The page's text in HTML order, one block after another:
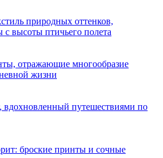
природных оттенков,
высоты птичьего полета
отражающие многообразие
жизни
путешествиями по
броские принты и сочные